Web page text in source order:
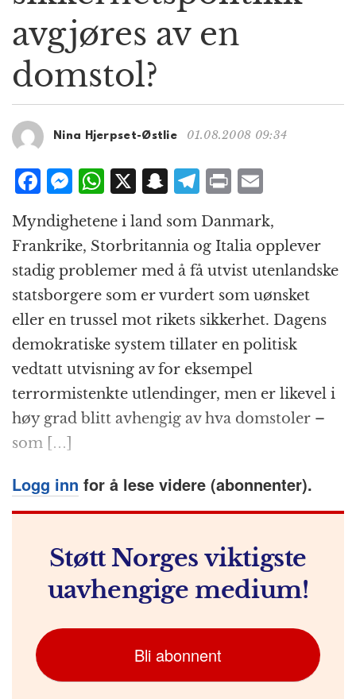
a
t
avgjøres av en
domstol?
Nina Hjerpset-Østlie 01.08.2008 09:34
F
a
c
e
b
o
o
k
M
ss
e
n
g
e
r
W
at
s
A
p
p
X S
a
p
c
h
at
T
e
g
r
a
m
P
n
t
m
ai
l
Myndighetene i land som Danmark,
Frankrike, Storbritannia og Italia opplever
stadig problemer med å få utvist utenlandske
statsborgere som er vurdert som uønsket
eller en trussel mot rikets sikkerhet. Dagens
demokratiske system tillater en politisk
vedtatt utvisning av for eksempel
terrormistenkte utlendinger, men er likevel i
høy grad blitt avhengig av hva domstoler –
som […]
Logg inn for å lese videre (abonnenter).
Støtt Norges viktigste
uavhengige medium!
Bli abonnent